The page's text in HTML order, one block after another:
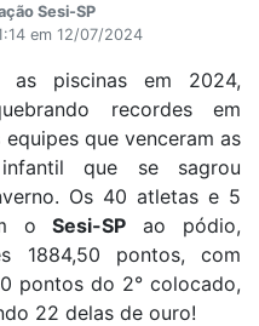
Sesi-SP
em 12/07/2024
piscinas em 2024,
recordes em
que venceram as
que se sagrou
Os 40 atletas e 5
o Sesi-SP ao pódio,
1884,50 pontos, com
pontos do 2° colocado,
22 delas de ouro!